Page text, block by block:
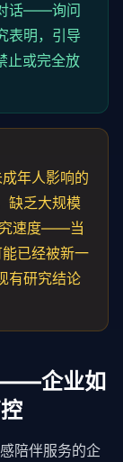
话——询问
表明，引导
止或完全放
年人影响的
缺乏大规模
究速度——当
已经被新一
有研究结论
——企业如
陪伴服务的企